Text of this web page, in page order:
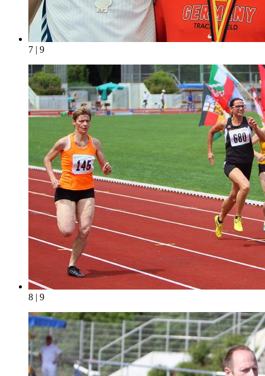
7 | 9
8 | 9